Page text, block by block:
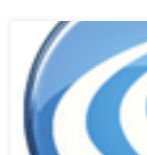
14.10. Vantaa, Vantaan
Harjamäki (-86) HKV 33.00, 4)
Timo Nikula (-78) RunClub
37.15, 11) Juhani Pietarinen (-
(-91) PakVe 39.13 PB, 26)